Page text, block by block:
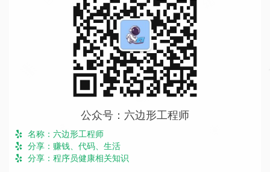
公众号：六边形工程师
名称：六边形工程师
分享：赚钱、代码、生活
分享：程序员健康相关知识